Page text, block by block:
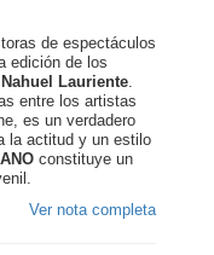
de espectáculos
edición de los
Lauriente.
entre los artistas
es un verdadero
la actitud y un estilo
constituye un
Ver nota completa